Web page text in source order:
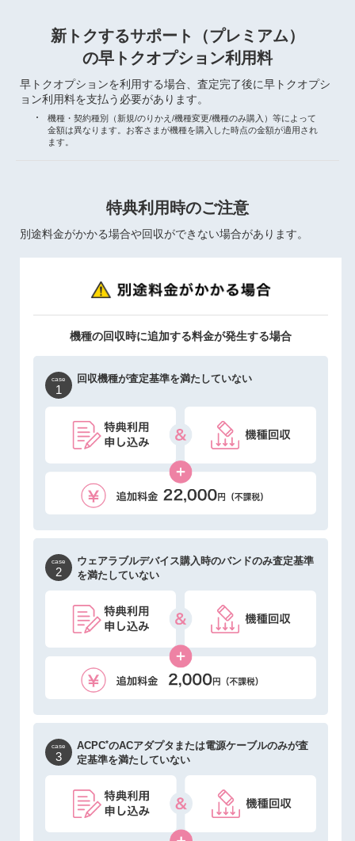
新トクするサポート（プレミアム）
の早トクオプション利用料
早トクオプションを利用する場合、査定完了後に早トクオプシ
ョン利用料を支払う必要があります。
機種・契約種別（新規/のりかえ/機種変更/機種のみ購入）等によって
金額は異なります。お客さまが機種を購入した時点の金額が適用され
ます。
特典利用時のご注意
別途料金がかかる場合や回収ができない場合があります。
機種の回収時に追加する料金が発生する場合
case
1
回収機種が査定基準を満たしていない
case
2
ウェアラブルデバイス購入時のバンドのみ査定基準
を満たしていない
case
3
ACPC*のACアダプタまたは電源ケーブルのみが査
定基準を満たしていない